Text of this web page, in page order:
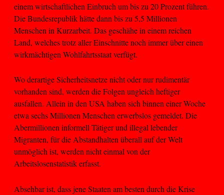
einem wirtschaftlichen Einbruch um bis zu 20 Prozent führen.
Die Bundesrepublik hätte dann bis zu 5,5 Millionen
Menschen in Kurzarbeit. Das geschähe in einem reichen
Land, welches trotz aller Einschnitte noch immer über einen
wirkmächtigen Wohlfahrtsstaat verfügt.
Wo derartige Sicherheitsnetze nicht oder nur rudimentär
vorhanden sind, werden die Folgen ungleich heftiger
ausfallen. Allein in den USA haben sich binnen einer Woche
etwa sechs Millionen Menschen erwerbslos gemeldet. Die
Abermillionen informell Tätiger und illegal lebender
Migranten, für die Abstandhalten überall auf der Welt
unmöglich ist, werden nicht einmal von der
Arbeitslosenstatistik erfasst.
Absehbar ist, dass jene Staaten am besten durch die Krise